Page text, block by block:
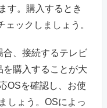
す。購入するとき
ックしましょう。
、接続するテレビ
購入することが大
OSを確認し、お使
しょう。OSによっ